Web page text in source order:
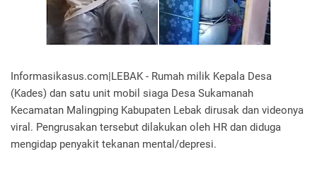
Informasikasus.com|LEBAK - Rumah milik Kepala Desa
(Kades) dan satu unit mobil siaga Desa Sukamanah
Kecamatan Malingping Kabupaten Lebak dirusak dan videonya
viral. Pengrusakan tersebut dilakukan oleh HR dan diduga
mengidap penyakit tekanan mental/depresi.